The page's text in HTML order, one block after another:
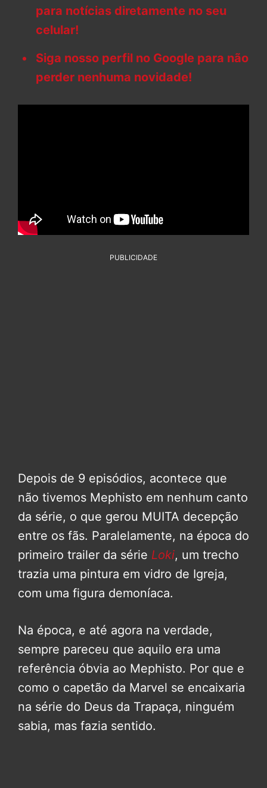
para notícias diretamente no seu
celular!
Siga nosso perfil no Google para não
perder nenhuma novidade!
PUBLICIDADE
Depois de 9 episódios, acontece que
não tivemos Mephisto em nenhum canto
da série, o que gerou MUITA decepção
entre os fãs. Paralelamente, na época do
primeiro trailer da série Loki, um trecho
trazia uma pintura em vidro de Igreja,
com uma figura demoníaca.
Na época, e até agora na verdade,
sempre pareceu que aquilo era uma
referência óbvia ao Mephisto. Por que e
como o capetão da Marvel se encaixaria
na série do Deus da Trapaça, ninguém
sabia, mas fazia sentido.